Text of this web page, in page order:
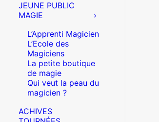
JEUNE PUBLIC
MAGIE
L’Apprenti Magicien
L’Ecole des
Magiciens
La petite boutique
de magie
Qui veut la peau du
magicien ?
ACHIVES